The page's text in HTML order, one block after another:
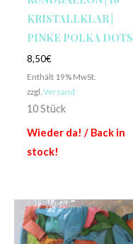
KRISTALLKLAR |
PINKE POLKA DOTS
8,50€
Enthält 19% MwSt.
zzgl. Versand
10 Stück
Wieder da! / Back in
stock!